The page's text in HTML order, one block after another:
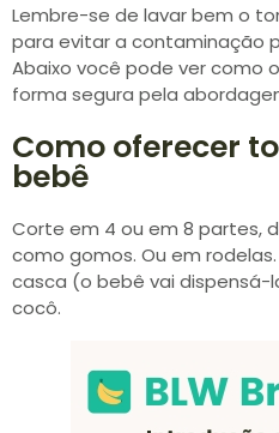
Lembre-se de lavar bem o
para evitar a contaminação
Abaixo você pode ver como
forma segura pela
Como oferecer
bebê
Corte em 4 ou em 8 partes,
como gomos. Ou em
casca (o bebê vai
cocô.